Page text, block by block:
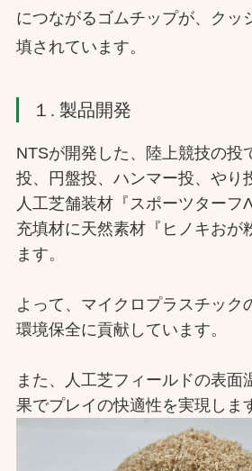
につながるゴムチップが、クッ
填されています。
１. 製品開発
NTSが開発した、陸上競技の投
投、円盤投、ハンマー投、やり
人工芝舗装材『スポーツターフ
充填材に天然素材『ヒノキおが
ます。
よって、マイクロプラスチック
環境保全に貢献しています。
また、人工芝フィールドの表面
果でプレイの快適性を実現しま